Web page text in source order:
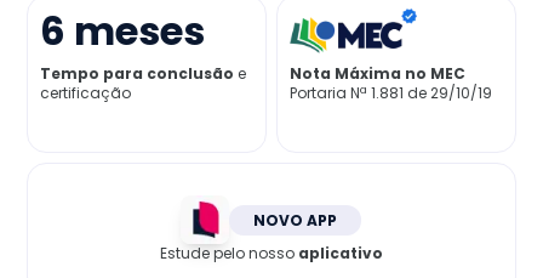
Credenciamento MEC
Preço
6 meses
Tempo para conclusão e
certificação
Nota Máxima no MEC
Portaria Nª 1.881 de 29/10/19
NOVO APP
Estude pelo nosso aplicativo